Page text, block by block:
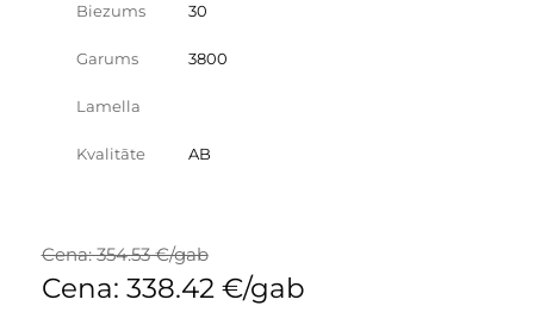
Biezums 30
Garums 3800
Lamella
Kvalitāte AB
Cena: 354.53 €/gab
Cena: 338.42 €/gab